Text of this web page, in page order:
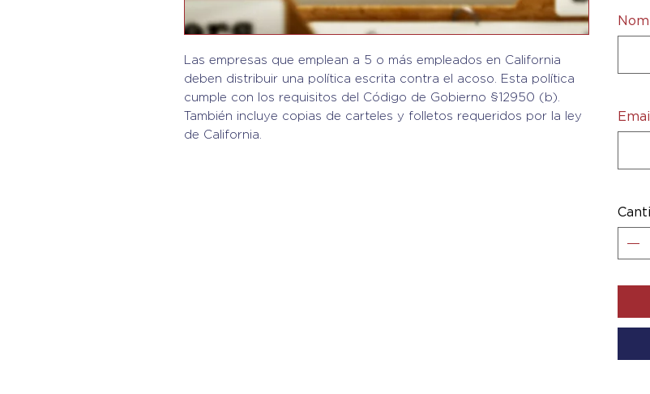
Las empresas que emplean a 5 o más empleados en California
deben distribuir una política escrita contra el acoso. Esta política
cumple con los requisitos del Código de Gobierno §12950 (b).
También incluye copias de carteles y folletos requeridos por la ley
de California.